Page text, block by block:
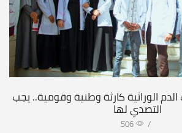
الدم الوراثية كارثة وطنية وقومية.. يجب
التصدي لها
/
506